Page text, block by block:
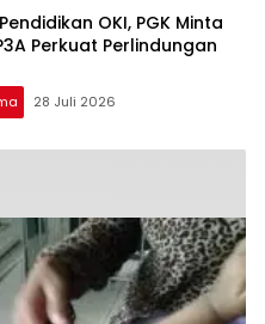
OKI, PGK Minta
Perkuat Perlindungan
28 Juli 2026